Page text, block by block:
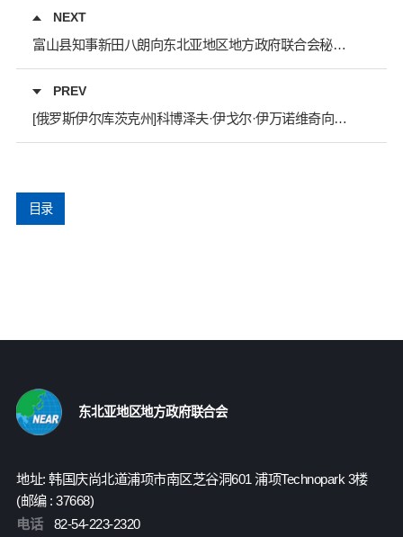
NEXT
富山县知事新田八朗向东北亚地区地方政府联合会秘书长发来能登半岛地震慰问信回信表示感谢
PREV
[俄罗斯伊尔库茨克州]科博泽夫·伊戈尔·伊万诺维奇向东北亚地区地方政府联合会秘书长发来新年贺年卡
目录
东北亚地区地方政府联合会
地址: 韩国庆尚北道浦项市南区芝谷洞601 浦项Technopark 3楼
(邮编 : 37668)
电话
82-54-223-2320